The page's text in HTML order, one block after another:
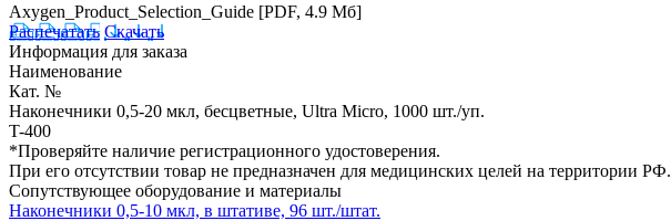
Axygen_Product_Selection_Guide [PDF, 4.9 Мб]
Распечатать Скачать
Информация для заказа
Наименование
Кат. №
Наконечники 0,5-20 мкл, бесцветные, Ultra Micro, 1000 шт./уп.
T-400
*Проверяйте наличие регистрационного удостоверения.
При его отсутствии товар не предназначен для медицинских целей на территории РФ.
Сопутствующее оборудование и материалы
Наконечники 0,5-10 мкл, в штативе, 96 шт./штат.